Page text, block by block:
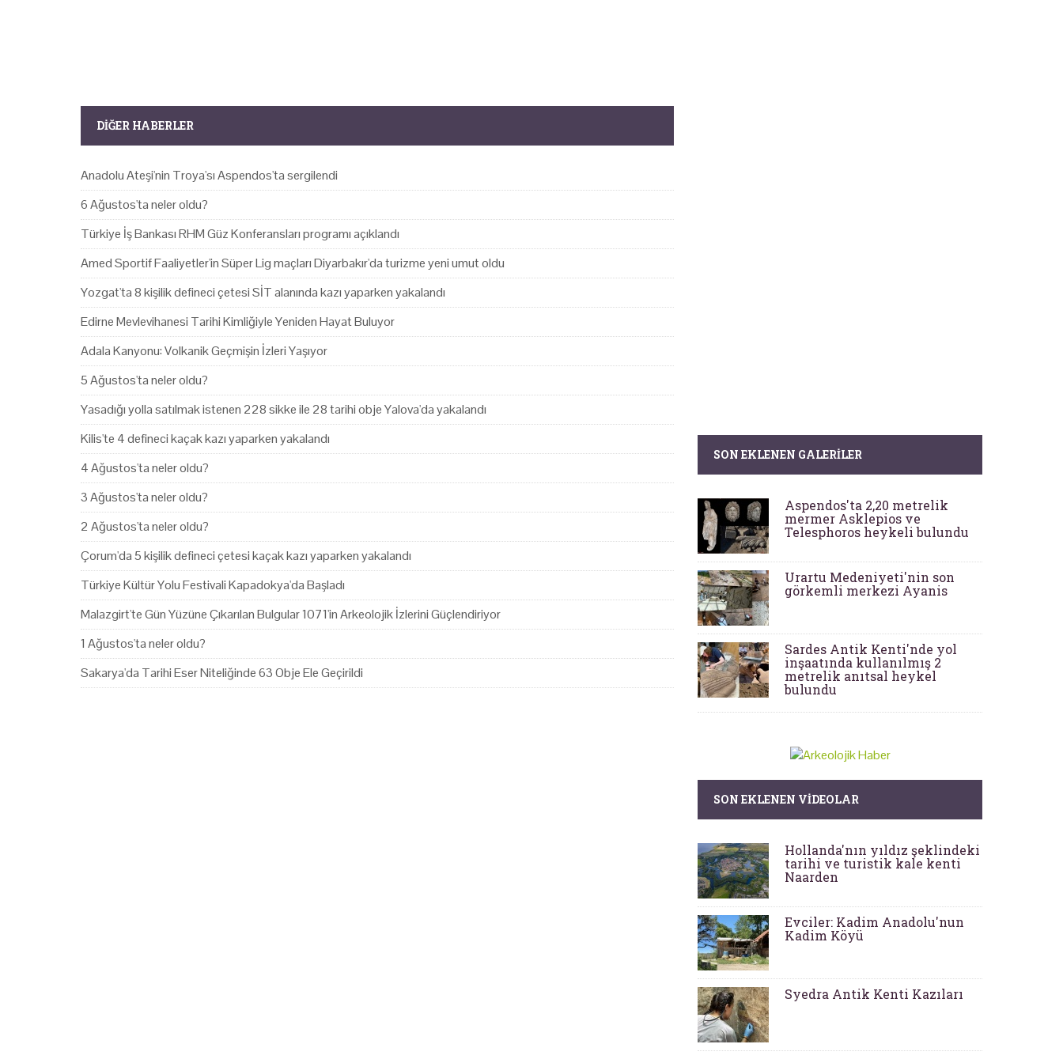
DIĞER HABERLER
Anadolu Ateşi'nin Troya'sı Aspendos'ta sergilendi
6 Ağustos'ta neler oldu?
Türkiye İş Bankası RHM Güz Konferansları programı açıklandı
Amed Sportif Faaliyetler'in Süper Lig maçları Diyarbakır'da turizme yeni umut oldu
Yozgat'ta 8 kişilik defineci çetesi SİT alanında kazı yaparken yakalandı
Edirne Mevlevihanesi Tarihi Kimliğiyle Yeniden Hayat Buluyor
Adala Kanyonu: Volkanik Geçmişin İzleri Yaşıyor
5 Ağustos'ta neler oldu?
Yasadığı yolla satılmak istenen 228 sikke ile 28 tarihi obje Yalova'da yakalandı
Kilis'te 4 defineci kaçak kazı yaparken yakalandı
4 Ağustos'ta neler oldu?
3 Ağustos'ta neler oldu?
2 Ağustos'ta neler oldu?
Çorum'da 5 kişilik defineci çetesi kaçak kazı yaparken yakalandı
Türkiye Kültür Yolu Festivali Kapadokya'da Başladı
Malazgirt'te Gün Yüzüne Çıkarılan Bulgular 1071'in Arkeolojik İzlerini Güçlendiriyor
1 Ağustos'ta neler oldu?
Sakarya'da Tarihi Eser Niteliğinde 63 Obje Ele Geçirildi
SON EKLENEN GALERILER
Aspendos'ta 2,20 metrelik
mermer Asklepios ve
Telesphoros heykeli bulundu
Urartu Medeniyeti'nin son
görkemli merkezi Ayanis
Sardes Antik Kenti'nde yol
inşaatında kullanılmış 2
metrelik anıtsal heykel
bulundu
SON EKLENEN VIDEOLAR
Hollanda'nın yıldız şeklindeki
tarihi ve turistik kale kenti
Naarden
Evciler: Kadim Anadolu'nun
Kadim Köyü
Syedra Antik Kenti Kazıları